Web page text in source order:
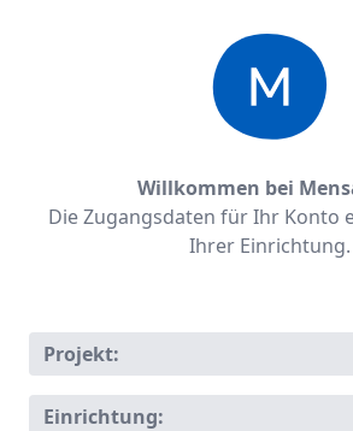
Willkommen bei
Die Zugangsdaten für Ihr Konto
Ihrer Einrichtung.
Projekt:
Einrichtung: